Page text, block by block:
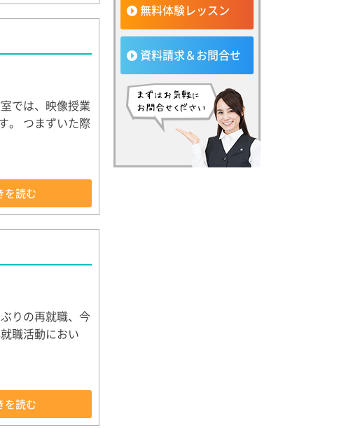
では、映像授業
。 つまずいた際
を読む
りの再就職、今
職活動におい
を読む
無料体験レッスン
資料請求＆お問合せ